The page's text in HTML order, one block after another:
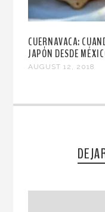
CUERNAVACA:
JAPÓN DESDE
AUGUST 12, 2018